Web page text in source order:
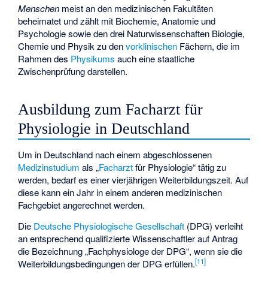
Menschen meist an den medizinischen Fakultäten
beheimatet und zählt mit Biochemie, Anatomie und
Psychologie sowie den drei Naturwissenschaften Biologie,
Chemie und Physik zu denvorklinischen Fächern, die im
Rahmen des Physikums auch eine staatliche
Zwischenprüfung darstellen.
Ausbildung zum Facharzt für
Physiologie in Deutschland
Um in Deutschland nach einem abgeschlossenen
Medizinstudium als „Facharztfür Physiologie“ tätig zu
werden, bedarf es einer vierjährigen Weiterbildungszeit. Auf
diese kann ein Jahr in einem anderen medizinischen
Fachgebiet angerechnet werden.
Die Deutsche Physiologische Gesellschaft (DPG) verleiht
an entsprechend qualifizierte Wissenschaftler auf Antrag
die Bezeichnung „Fachphysiologe der DPG“, wenn sie die
Weiterbildungsbedingungen der DPG erfüllen.[11]